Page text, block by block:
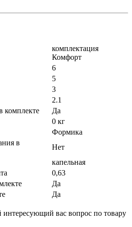
комплектация
Комфорт
6
5
3
2.1
комплекте
Да
0 кг
Формика
в
Нет
капельная
0,63
Да
Да
вас вопрос по товару